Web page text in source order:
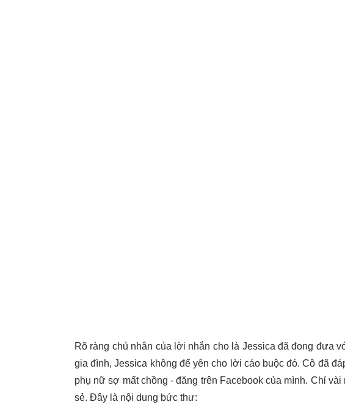
Rõ ràng chủ nhân của lời nhắn cho là Jessica đã đong đưa
gia đình, Jessica không để yên cho lời cáo buộc đó. Cô đã
phụ nữ sợ mất chồng - đăng trên Facebook của mình. Chỉ
sẻ. Đây là nội dung bức thư: